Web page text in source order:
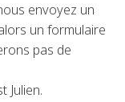
envoyez un
un formulaire
pas de
Julien.